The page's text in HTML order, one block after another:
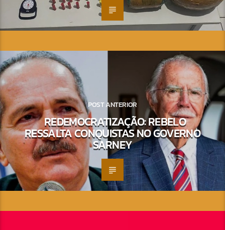
POST ANTERIOR
REDEMOCRATIZAÇÃO: REBELO
RESSALTA CONQUISTAS NO GOVERNO
SARNEY